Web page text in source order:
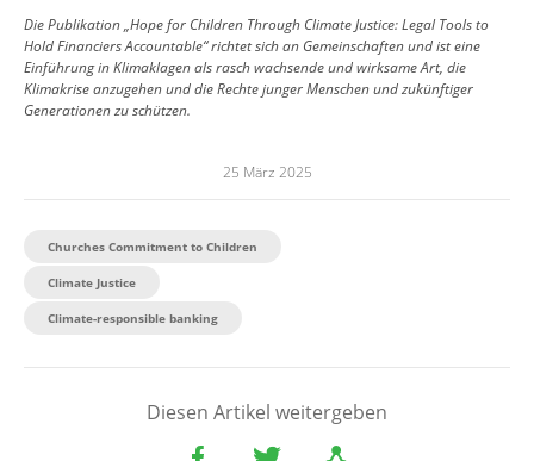
Die Publikation „Hope for Children Through Climate Justice: Legal Tools to
Hold Financiers Accountable“ richtet sich an Gemeinschaften und ist eine
Einführung in Klimaklagen als rasch wachsende und wirksame Art, die
Klimakrise anzugehen und die Rechte junger Menschen und zukünftiger
Generationen zu schützen.
25 März 2025
Churches Commitment to Children
Climate Justice
Climate-responsible banking
Diesen Artikel weitergeben